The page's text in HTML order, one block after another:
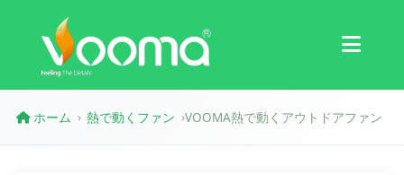
認証
ケーススタディ
ホーム › 熱で動くファン ›VOOMA熱で動くアウトドアファン